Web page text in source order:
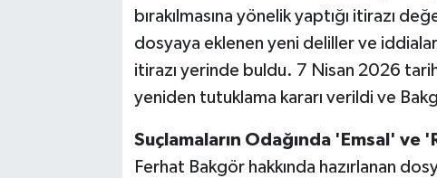
bırakılmasına yönelik yaptığı itirazı
dosyaya eklenen yeni deliller ve
itirazı yerinde buldu. 7 Nisan 2026
yeniden tutuklama kararı verildi ve
Suçlamaların Odağında 'Emsal' ve
Ferhat Bakgör hakkında hazırlanan